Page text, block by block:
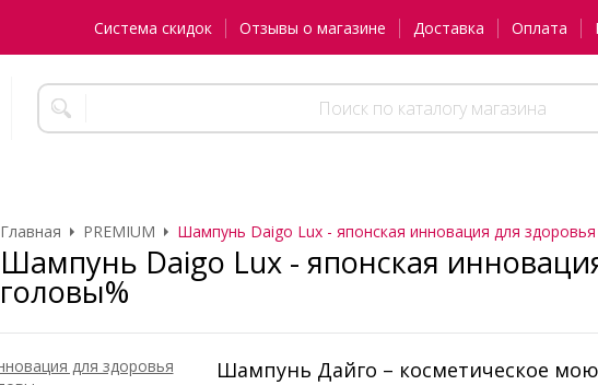
Система скидок Отзывы о магазине Доставка Оплата
Главная PREMIUM Шампунь Daigo Lux - японская инновация для
Шампунь Daigo Lux - японская
головы%
Шампунь Дайго – косметическое